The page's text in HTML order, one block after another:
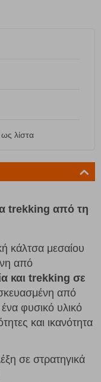
λίστα
trekking από τη
κάλτσα μεσαίου
από
και trekking σε
από
φυσικό υλικό
και ικανότητα
σε στρατηγικά